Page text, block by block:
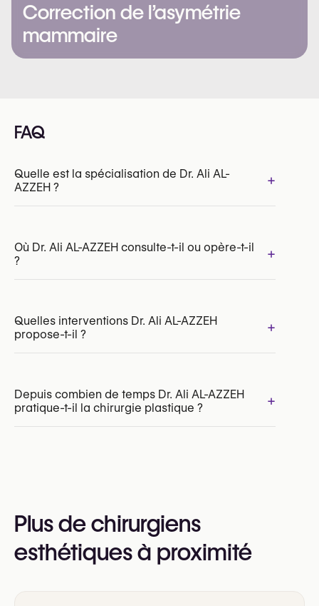
Correction de l’asymétrie
mammaire
FAQ
Quelle est la spécialisation de Dr. Ali AL-
AZZEH ?
+
INAMI/RIZIV:
Où Dr. Ali AL-AZZEH consulte-t-il ou opère-t-il
?
+
Quelles interventions Dr. Ali AL-AZZEH
propose-t-il ?
+
Liposuccion
Abdominoplastie (Tummy Tuck)
Depuis combien de temps Dr. Ali AL-AZZEH
pratique-t-il la chirurgie plastique ?
+
Plus de chirurgiens
esthétiques à proximité